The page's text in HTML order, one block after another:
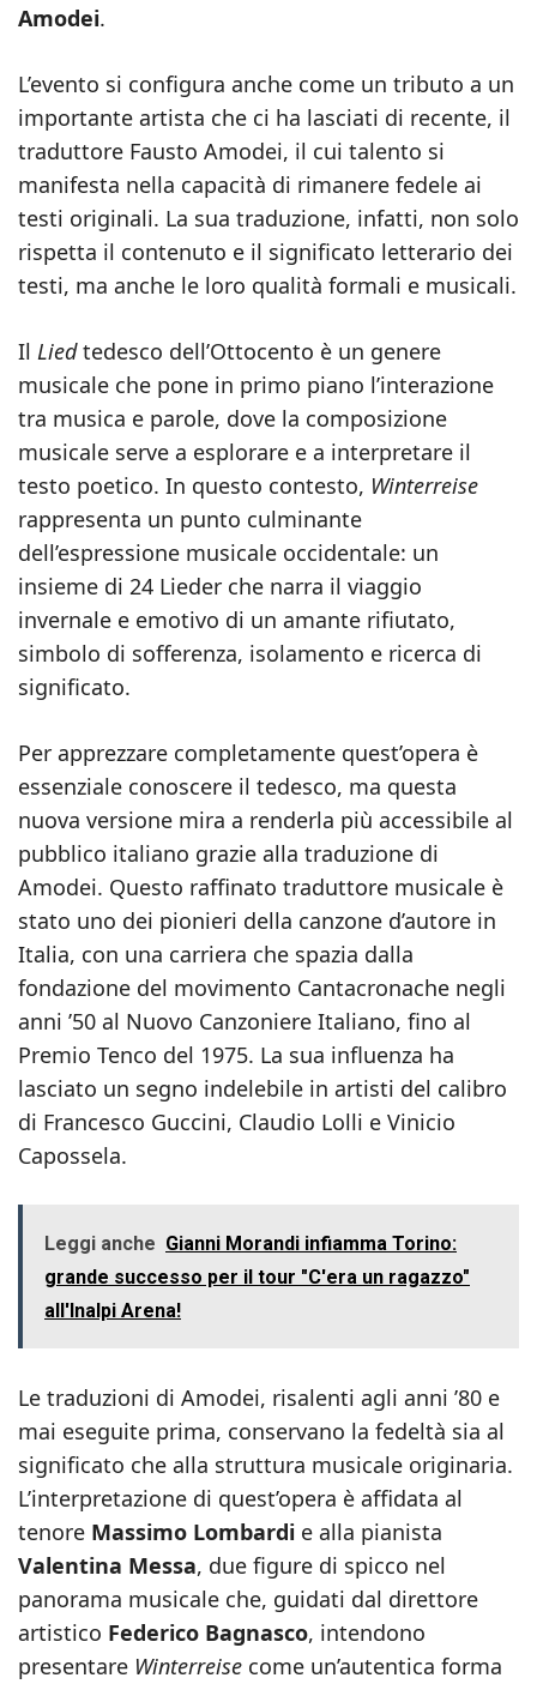
Amodei.
L’evento si configura anche come un tributo a un
importante artista che ci ha lasciati di recente, il
traduttore Fausto Amodei, il cui talento si
manifesta nella capacità di rimanere fedele ai
testi originali. La sua traduzione, infatti, non solo
rispetta il contenuto e il significato letterario dei
testi, ma anche le loro qualità formali e musicali.
Il Liedtedesco dell’Ottocento è un genere
musicale che pone in primo piano l’interazione
tra musica e parole, dove la composizione
musicale serve a esplorare e a interpretare il
testo poetico. In questo contesto, Winterreise
rappresenta un punto culminante
dell’espressione musicale occidentale: un
insieme di 24 Lieder che narra il viaggio
invernale e emotivo di un amante rifiutato,
simbolo di sofferenza, isolamento e ricerca di
significato.
Per apprezzare completamente quest’opera è
essenziale conoscere il tedesco, ma questa
nuova versione mira a renderla più accessibile al
pubblico italiano grazie alla traduzione di
Amodei. Questo raffinato traduttore musicale è
stato uno dei pionieri della canzone d’autore in
Italia, con una carriera che spazia dalla
fondazione del movimento Cantacronache negli
anni ’50 al Nuovo Canzoniere Italiano, fino al
Premio Tenco del 1975. La sua influenza ha
lasciato un segno indelebile in artisti del calibro
di Francesco Guccini, Claudio Lolli e Vinicio
Capossela.
Leggi anche Gianni Morandi infiamma Torino:
grande successo per il tour "C'era un ragazzo"
all'Inalpi Arena!
Le traduzioni di Amodei, risalenti agli anni ’80 e
mai eseguite prima, conservano la fedeltà sia al
significato che alla struttura musicale originaria.
L’interpretazione di quest’opera è affidata al
tenore Massimo Lombardi e alla pianista
Valentina Messa, due figure di spicco nel
panorama musicale che, guidati dal direttore
artistico Federico Bagnasco, intendono
presentare Winterreise come un’autentica forma